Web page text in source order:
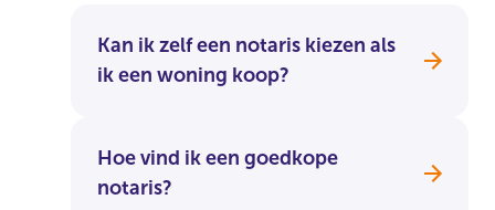
Kan ik zelf een notaris kiezen als
ik een woning koop?
Hoe vind ik een goedkope
notaris?